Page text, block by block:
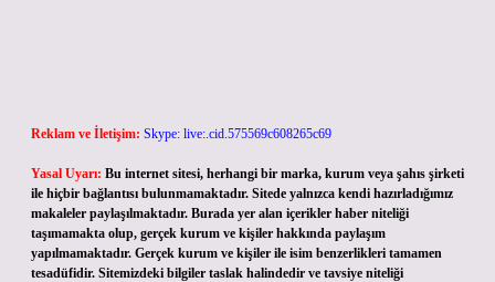
Reklam ve İletişim: Skype: live:.cid.575569c608265c69
Yasal Uyarı: Bu internet sitesi, herhangi bir marka, kurum veya şahıs şirketi
ile hiçbir bağlantısı bulunmamaktadır. Sitede yalnızca kendi hazırladığımız
makaleler paylaşılmaktadır. Burada yer alan içerikler haber niteliği
taşımamakta olup, gerçek kurum ve kişiler hakkında paylaşım
yapılmamaktadır. Gerçek kurum ve kişiler ile isim benzerlikleri tamamen
tesadüfidir. Sitemizdeki bilgiler taslak halindedir ve tavsiye niteliği